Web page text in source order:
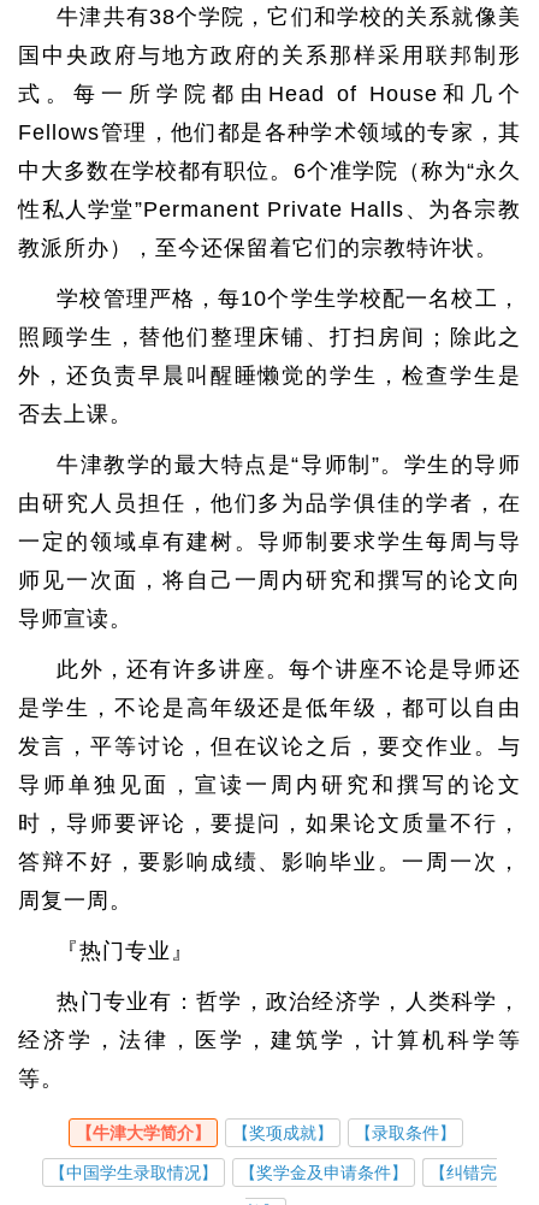
牛津共有38个学院，它们和学校的关系就像美
国中央政府与地方政府的关系那样采用联邦制形
式。每一所学院都由Head of House和几个
Fellows管理，他们都是各种学术领域的专家，其
中大多数在学校都有职位。6个准学院（称为“永久
性私人学堂”Permanent Private Halls、为各宗教
教派所办），至今还保留着它们的宗教特许状。
学校管理严格，每10个学生学校配一名校工，
照顾学生，替他们整理床铺、打扫房间；除此之
外，还负责早晨叫醒睡懒觉的学生，检查学生是
否去上课。
牛津教学的最大特点是“导师制”。学生的导师
由研究人员担任，他们多为品学俱佳的学者，在
一定的领域卓有建树。导师制要求学生每周与导
师见一次面，将自己一周内研究和撰写的论文向
导师宣读。
此外，还有许多讲座。每个讲座不论是导师还
是学生，不论是高年级还是低年级，都可以自由
发言，平等讨论，但在议论之后，要交作业。与
导师单独见面，宣读一周内研究和撰写的论文
时，导师要评论，要提问，如果论文质量不行，
答辩不好，要影响成绩、影响毕业。一周一次，
周复一周。
『热门专业』
热门专业有：哲学，政治经济学，人类科学，
经济学，法律，医学，建筑学，计算机科学等
等。
【牛津大学简介】 【奖项成就】 【录取条件】
【中国学生录取情况】 【奖学金及申请条件】 【纠错完